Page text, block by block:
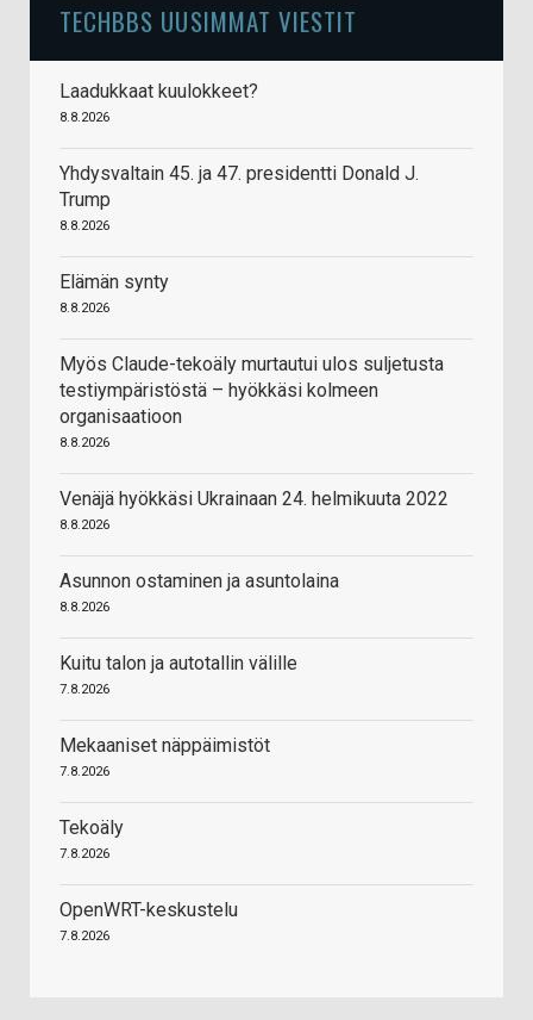
TECHBBS UUSIMMAT VIESTIT
Laadukkaat kuulokkeet?
8.8.2026
Yhdysvaltain 45. ja 47. presidentti Donald J.
Trump
8.8.2026
Elämän synty
8.8.2026
Myös Claude-tekoäly murtautui ulos suljetusta
testiympäristöstä – hyökkäsi kolmeen
organisaatioon
8.8.2026
Venäjä hyökkäsi Ukrainaan 24. helmikuuta 2022
8.8.2026
Asunnon ostaminen ja asuntolaina
8.8.2026
Kuitu talon ja autotallin välille
7.8.2026
Mekaaniset näppäimistöt
7.8.2026
Tekoäly
7.8.2026
OpenWRT-keskustelu
7.8.2026